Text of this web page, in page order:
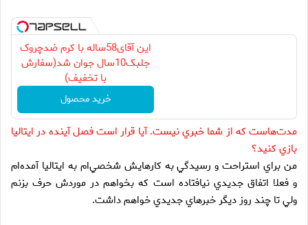
این آقای58ساله با کرم ضدچروک
جلبک10سال جوان شد(سفارش
با تخفیف)
خرید محصول
مدت‌هاست كه از شما خبري نيست. آيا قرار است فصل آينده در ايتاليا
بازي كنيد؟
من براي استراحت و رسيدگي به كارهايش شخصي‌ام به ايتاليا آمده‌ام
و فعلا اتفاق جديدي نيافتاده است كه بخواهم در موردش حرف بزنم
ولي تا چند روز ديگر خبرهاي جديدي خواهم داشت.